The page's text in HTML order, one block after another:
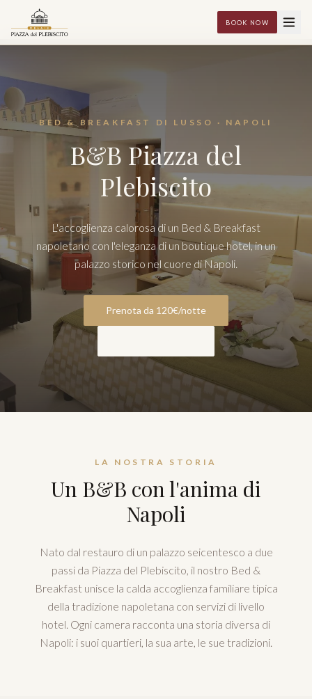
BOOK NOW
BED & BREAKFAST DI LUSSO · NAPOLI
B&B Piazza del
Plebiscito
L'accoglienza calorosa di un Bed & Breakfast
napoletano con l'eleganza di un boutique hotel, in un
palazzo storico nel cuore di Napoli.
Prenota da 120€/notte
LA NOSTRA STORIA
Un B&B con l'anima di
Napoli
Nato dal restauro di un palazzo seicentesco a due
passi da Piazza del Plebiscito, il nostro Bed &
Breakfast unisce la calda accoglienza familiare tipica
della tradizione napoletana con servizi di livello
hotel. Ogni camera racconta una storia diversa di
Napoli: i suoi quartieri, la sua arte, le sue tradizioni.